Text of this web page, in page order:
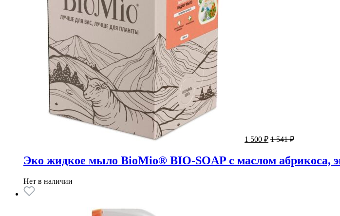
1 500 ₽ 1 541 ₽
Эко жидкое мыло BioMio® BIO-SOAP с маслом абрикоса,
Нет в наличии